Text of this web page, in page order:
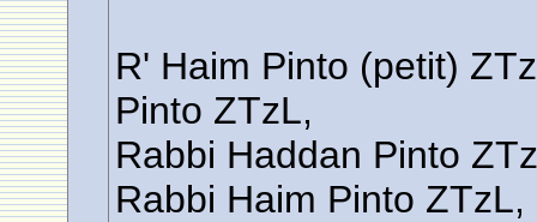
R' Haim Pinto (petit)
Pinto ZTzL,
Rabbi Haddan Pinto
Rabbi Haim Pinto